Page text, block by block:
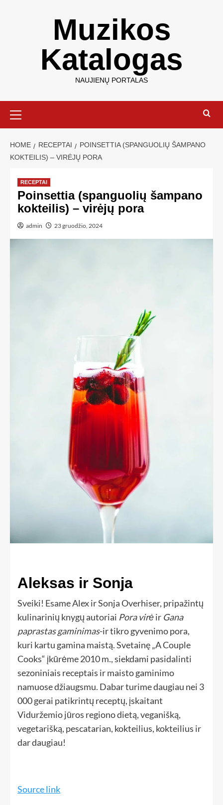
Muzikos
Katalogas
NAUJIENŲ PORTALAS
HOME RECEPTAI
POINSETTIA (SPANGUOLIŲ ŠAMPANO
KOKTEILIS) – VIRĖJŲ PORA
RECEPTAI
Poinsettia (spanguolių šampano
kokteilis) – virėjų pora
admin 23 gruodžio, 2024
Aleksas ir Sonja
Sveiki! Esame Alex ir Sonja Overhiser, pripažintų
kulinarinių knygų autoriai Pora virėir Gana
paprastas gaminimas-ir tikro gyvenimo pora,
kuri kartu gamina maistą. Svetainę „A Couple
Cooks“ įkūrėme 2010 m., siekdami pasidalinti
sezoniniais receptais ir maisto gaminimo
namuose džiaugsmu. Dabar turime daugiau nei 3
000 gerai patikrintų receptų, įskaitant
Viduržemio jūros regiono dietą, veganišką,
vegetarišką, pescatarian, kokteilius, kokteilius ir
dar daugiau!
Source link